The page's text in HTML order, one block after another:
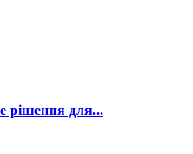
рішення для...